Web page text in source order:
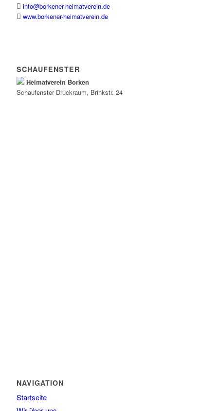
info@borkener-heimatverein.de
www.borkener-heimatverein.de
SCHAUFENSTER
Heimatverein Borken
Schaufenster Druckraum, Brinkstr. 24
NAVIGATION
Startseite